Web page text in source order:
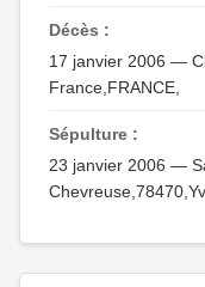
Décès :
17 janvier 2006 —
France,FRANCE,
Sépulture :
23 janvier 2006 —